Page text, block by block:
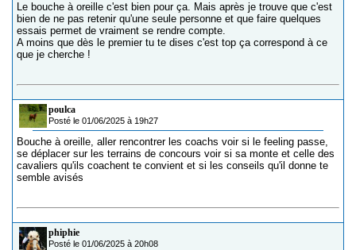
Le bouche à oreille c'est bien pour ça. Mais après je trouve que c'est
bien de ne pas retenir qu'une seule personne et que faire quelques
essais permet de vraiment se rendre compte.
A moins que dès le premier tu te dises c'est top ça correspond à ce
que je cherche !
poulca
Posté le 01/06/2025 à 19h27
Bouche à oreille, aller rencontrer les coachs voir si le feeling passe,
se déplacer sur les terrains de concours voir si sa monte et celle des
cavaliers qu'ils coachent te convient et si les conseils qu'il donne te
semble avisés
phiphie
Posté le 01/06/2025 à 20h08